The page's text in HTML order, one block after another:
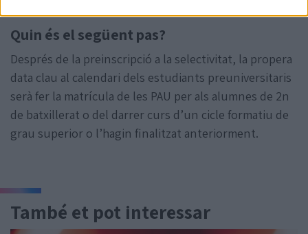
Quin és el següent pas?
Després de la preinscripció a la selectivitat, la propera
data clau al calendari dels estudiants preuniversitaris
serà fer la matrícula de les PAU per als alumnes de 2n
de batxillerat o del darrer curs d’un cicle formatiu de
grau superior o l’hagin finalitzat anteriorment.
També et pot interessar